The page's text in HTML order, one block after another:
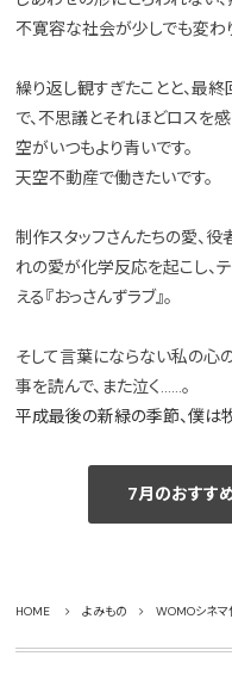
不寛容な社会が少しでも変わ
繰り返し観すぎたことと、最
で、不思議とそれほどロスを感
空がいつもより青いです。
天空不動産で働きたいです。
制作スタッフさんたちの愛、
れの愛が化学反応を起こし、
える『おっさんずラブ』。
そして言葉にならない私の心
事を読んで、また泣く……。
平成最後の新緑の季節、僕は
7月のおすす
HOME よみもの WOMOシネマ